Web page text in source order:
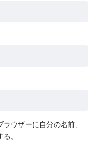
ウザーに自分の名前、
。